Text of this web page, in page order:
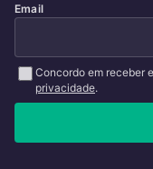
Email
Concordo em receber
privacidade.